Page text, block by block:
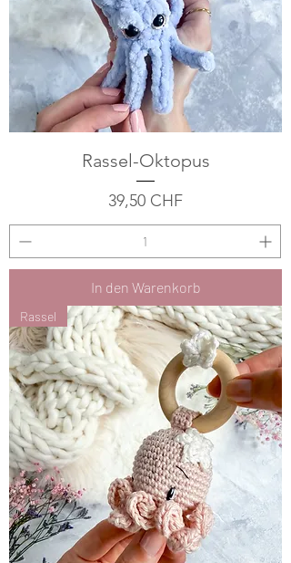
Rassel-Oktopus
Preis
39,50 CHF
In den Warenkorb
Rassel